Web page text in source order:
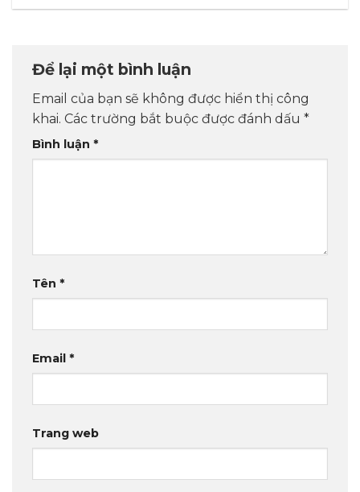
Để lại một bình luận
Email của bạn sẽ không được hiển thị công
khai. Các trường bắt buộc được đánh dấu *
Bình luận *
Tên *
Email *
Trang web